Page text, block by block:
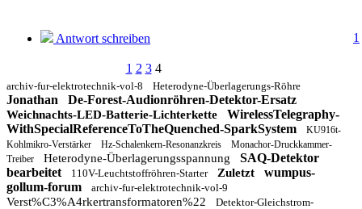
Antwort schreiben 1
1 2 3 4
archiv-fur-elektrotechnik-vol-8 Heterodyne-Überlagerungs-Röhre
Jonathan De-Forest-Audionröhren-Detektor-Ersatz
Weichnachts-LED-Batterie-Lichterkette
WirelessTelegraphy-
WithSpecialReferenceToTheQuenched-SparkSystem
KU916t-
Kohlmikro-Verstärker
Hz-Schalenkern-Resonanzkreis
Monachor-Druckkammer-
Treiber
Heterodyne-Überlagerungsspannung
SAQ-Detektor
bearbeitet
110V-Leuchtstoffröhren-Starter Zuletzt
wumpus-
gollum-forum
archiv-fur-elektrotechnik-vol-9
Verst%C3%A4rkertransformatoren%22
Detektor-Gleichstrom-